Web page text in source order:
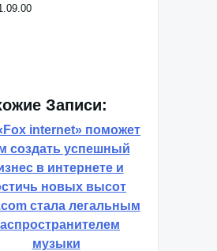
Записи:
internet» поможет
создать успешный
в интернете и
новых высот
стала легальным
музыки